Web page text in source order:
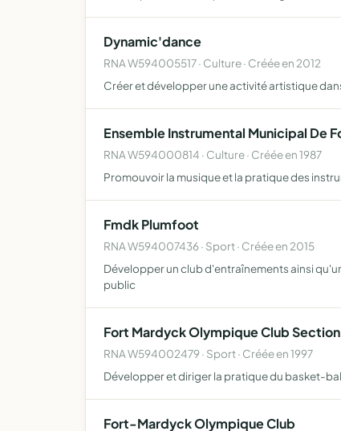
Dynamic'dance
RNA W594005517 · Culture · Créée en 2012
Créer et développer une activité artistique
Ensemble Instrumental Municipal De
RNA W594000814 · Culture · Créée en 1987
Promouvoir la musique et la pratique des
Fmdk Plumfoot
RNA W594007436 · Sport · Créée en 2015
Développer un club d'entraînements ainsi
public
Fort Mardyck Olympique Club
RNA W594002479 · Sport · Créée en 1997
Développer et diriger la pratique du basket-
Fort-Mardyck Olympique Club